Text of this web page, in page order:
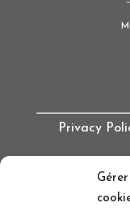
Privacy